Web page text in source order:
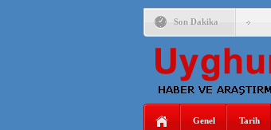
Son Dakika
Genel Tarih